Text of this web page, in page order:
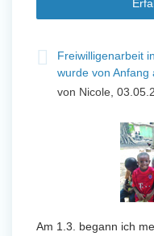
Freiwilligenarbeit
wurde von Anfang
von Nicole,
Am 1.3. begann ich